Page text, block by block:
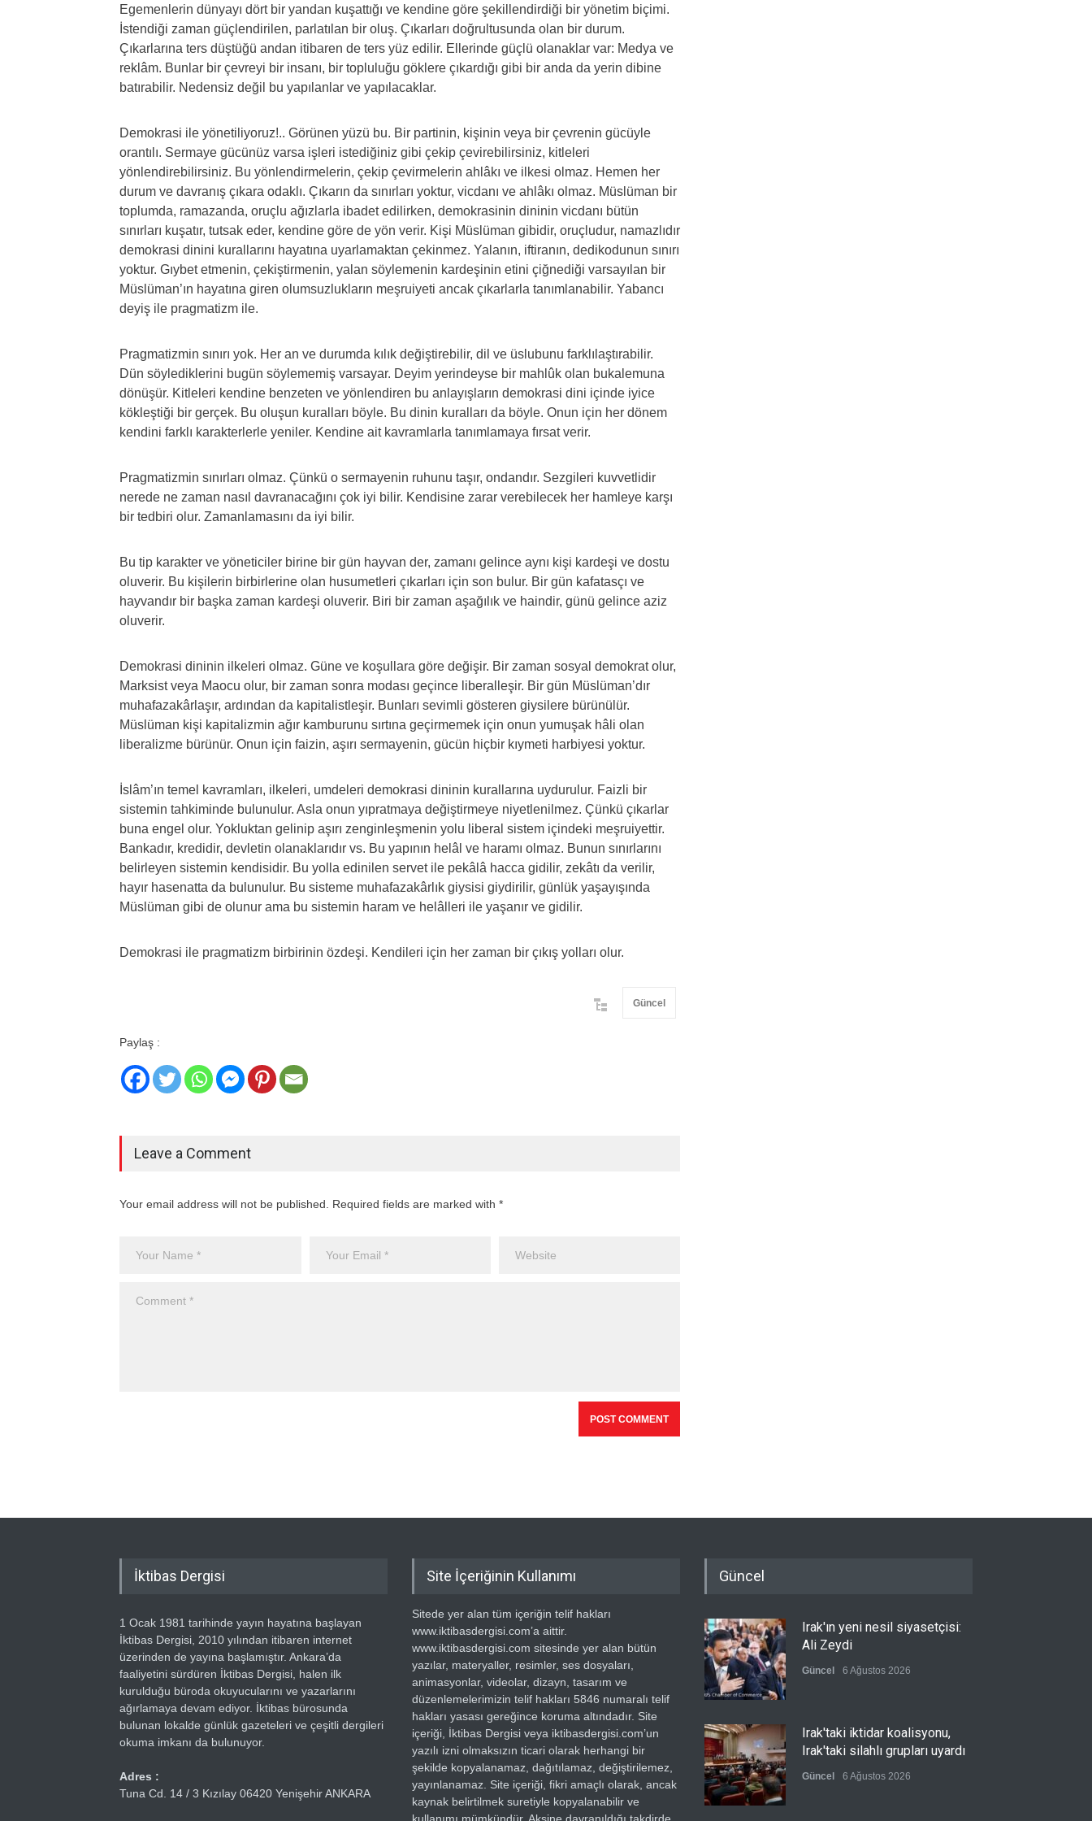
Egemenlerin dünyayı dört bir yandan kuşattığı ve kendine göre şekillendirdiği bir yönetim biçimi.
İstendiği zaman güçlendirilen, parlatılan bir oluş. Çıkarları doğrultusunda olan bir durum.
Çıkarlarına ters düştüğü andan itibaren de ters yüz edilir. Ellerinde güçlü olanaklar var: Medya ve
reklâm. Bunlar bir çevreyi bir insanı, bir topluluğu göklere çıkardığı gibi bir anda da yerin dibine
batırabilir. Nedensiz değil bu yapılanlar ve yapılacaklar.
Demokrasi ile yönetiliyoruz!.. Görünen yüzü bu. Bir partinin, kişinin veya bir çevrenin gücüyle
orantılı. Sermaye gücünüz varsa işleri istediğiniz gibi çekip çevirebilirsiniz, kitleleri
yönlendirebilirsiniz. Bu yönlendirmelerin, çekip çevirmelerin ahlâkı ve ilkesi olmaz. Hemen her
durum ve davranış çıkara odaklı. Çıkarın da sınırları yoktur, vicdanı ve ahlâkı olmaz. Müslüman bir
toplumda, ramazanda, oruçlu ağızlarla ibadet edilirken, demokrasinin dininin vicdanı bütün
sınırları kuşatır, tutsak eder, kendine göre de yön verir. Kişi Müslüman gibidir, oruçludur, namazlıdır
demokrasi dinini kurallarını hayatına uyarlamaktan çekinmez. Yalanın, iftiranın, dedikodunun sınırı
yoktur. Gıybet etmenin, çekiştirmenin, yalan söylemenin kardeşinin etini çiğnediği varsayılan bir
Müslüman’ın hayatına giren olumsuzlukların meşruiyeti ancak çıkarlarla tanımlanabilir. Yabancı
deyiş ile pragmatizm ile.
Pragmatizmin sınırı yok. Her an ve durumda kılık değiştirebilir, dil ve üslubunu farklılaştırabilir.
Dün söylediklerini bugün söylememiş varsayar. Deyim yerindeyse bir mahlûk olan bukalemuna
dönüşür. Kitleleri kendine benzeten ve yönlendiren bu anlayışların demokrasi dini içinde iyice
kökleştiği bir gerçek. Bu oluşun kuralları böyle. Bu dinin kuralları da böyle. Onun için her dönem
kendini farklı karakterlerle yeniler. Kendine ait kavramlarla tanımlamaya fırsat verir.
Pragmatizmin sınırları olmaz. Çünkü o sermayenin ruhunu taşır, ondandır. Sezgileri kuvvetlidir
nerede ne zaman nasıl davranacağını çok iyi bilir. Kendisine zarar verebilecek her hamleye karşı
bir tedbiri olur. Zamanlamasını da iyi bilir.
Bu tip karakter ve yöneticiler birine bir gün hayvan der, zamanı gelince aynı kişi kardeşi ve dostu
oluverir. Bu kişilerin birbirlerine olan husumetleri çıkarları için son bulur. Bir gün kafatasçı ve
hayvandır bir başka zaman kardeşi oluverir. Biri bir zaman aşağılık ve haindir, günü gelince aziz
oluverir.
Demokrasi dininin ilkeleri olmaz. Güne ve koşullara göre değişir. Bir zaman sosyal demokrat olur,
Marksist veya Maocu olur, bir zaman sonra modası geçince liberalleşir. Bir gün Müslüman’dır
muhafazakârlaşır, ardından da kapitalistleşir. Bunları sevimli gösteren giysilere bürünülür.
Müslüman kişi kapitalizmin ağır kamburunu sırtına geçirmemek için onun yumuşak hâli olan
liberalizme bürünür. Onun için faizin, aşırı sermayenin, gücün hiçbir kıymeti harbiyesi yoktur.
İslâm’ın temel kavramları, ilkeleri, umdeleri demokrasi dininin kurallarına uydurulur. Faizli bir
sistemin tahkiminde bulunulur. Asla onun yıpratmaya değiştirmeye niyetlenilmez. Çünkü çıkarlar
buna engel olur. Yokluktan gelinip aşırı zenginleşmenin yolu liberal sistem içindeki meşruiyettir.
Bankadır, kredidir, devletin olanaklarıdır vs. Bu yapının helâl ve haramı olmaz. Bunun sınırlarını
belirleyen sistemin kendisidir. Bu yolla edinilen servet ile pekâlâ hacca gidilir, zekâtı da verilir,
hayır hasenatta da bulunulur. Bu sisteme muhafazakârlık giysisi giydirilir, günlük yaşayışında
Müslüman gibi de olunur ama bu sistemin haram ve helâlleri ile yaşanır ve gidilir.
Demokrasi ile pragmatizm birbirinin özdeşi. Kendileri için her zaman bir çıkış yolları olur.
Güncel
Paylaş :
Leave a Comment
Your email address will not be published. Required fields are marked with *
İktibas Dergisi
1 Ocak 1981 tarihinde yayın hayatına başlayan
İktibas Dergisi, 2010 yılından itibaren internet
üzerinden de yayına başlamıştır. Ankara’da
faaliyetini sürdüren İktibas Dergisi, halen ilk
kurulduğu büroda okuyucularını ve yazarlarını
ağırlamaya devam ediyor. İktibas bürosunda
bulunan lokalde günlük gazeteleri ve çeşitli dergileri
okuma imkanı da bulunuyor.
Adres :
Tuna Cd. 14 / 3 Kızılay 06420 Yenişehir ANKARA
Site İçeriğinin Kullanımı
Sitede yer alan tüm içeriğin telif hakları
www.iktibasdergisi.com’a aittir.
www.iktibasdergisi.com sitesinde yer alan bütün
yazılar, materyaller, resimler, ses dosyaları,
animasyonlar, videolar, dizayn, tasarım ve
düzenlemelerimizin telif hakları 5846 numaralı telif
hakları yasası gereğince koruma altındadır. Site
içeriği, İktibas Dergisi veya iktibasdergisi.com’un
yazılı izni olmaksızın ticari olarak herhangi bir
şekilde kopyalanamaz, dağıtılamaz, değiştirilemez,
yayınlanamaz. Site içeriği, fikri amaçlı olarak, ancak
kaynak belirtilmek suretiyle kopyalanabilir ve
Güncel
Irak'ın yeni nesil siyasetçisi:
Ali Zeydi
Güncel 6 Ağustos 2026
Irak'taki iktidar koalisyonu,
Irak'taki silahlı grupları uyardı
Güncel 6 Ağustos 2026